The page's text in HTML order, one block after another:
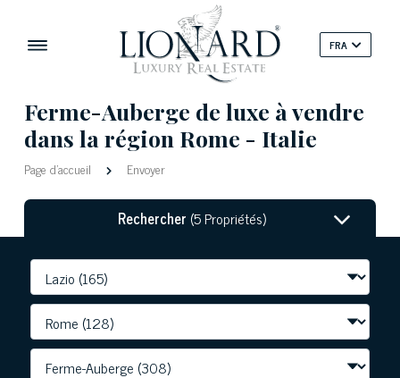
FRA
Ferme-Auberge de luxe à vendre
dans la région Rome - Italie
Page d'accueil Envoyer
Rechercher (5 Propriétés)